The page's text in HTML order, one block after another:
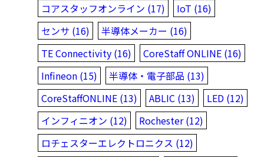
コアスタッフオンライン (17)
IoT (16)
センサ (16)
半導体メーカー (16)
TE Connectivity (16)
CoreStaff ONLINE (16)
Infineon (15)
半導体・電子部品 (13)
CoreStaffONLINE (13)
ABLIC (13)
LED (12)
インフィニオン (12)
Rochester (12)
ロチェスターエレクトロニクス (12)